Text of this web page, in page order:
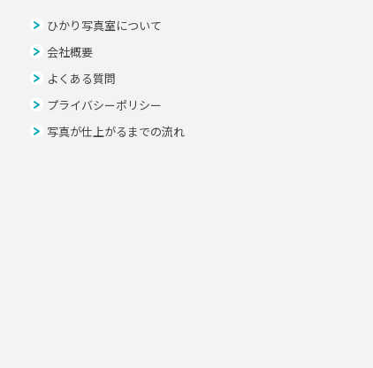
ひかり写真室について
会社概要
よくある質問
プライバシーポリシー
写真が仕上がるまでの流れ